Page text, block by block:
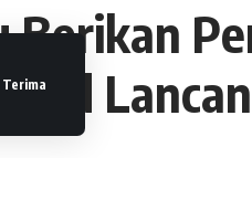
Terima
Berikan